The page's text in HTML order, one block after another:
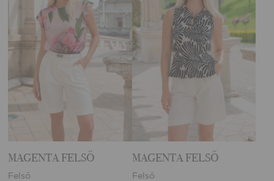
MAGENTA FELSŐ
Felső
MAGENTA FELSŐ
Felső